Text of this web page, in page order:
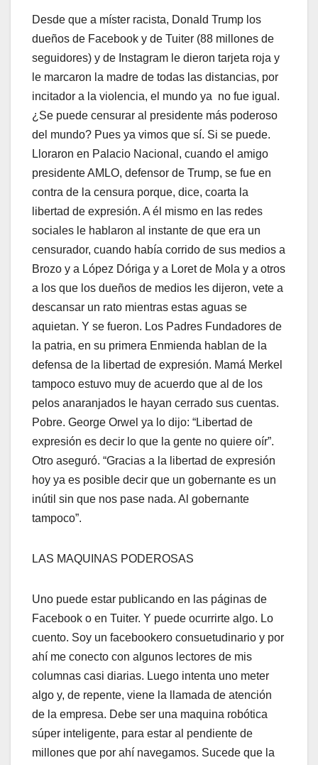
Desde que a míster racista, Donald Trump los
dueños de Facebook y de Tuiter (88 millones de
seguidores) y de Instagram le dieron tarjeta roja y
le marcaron la madre de todas las distancias, por
incitador a la violencia, el mundo ya no fue igual.
¿Se puede censurar al presidente más poderoso
del mundo? Pues ya vimos que sí. Si se puede.
Lloraron en Palacio Nacional, cuando el amigo
presidente AMLO, defensor de Trump, se fue en
contra de la censura porque, dice, coarta la
libertad de expresión. A él mismo en las redes
sociales le hablaron al instante de que era un
censurador, cuando había corrido de sus medios a
Brozo y a López Dóriga y a Loret de Mola y a otros
a los que los dueños de medios les dijeron, vete a
descansar un rato mientras estas aguas se
aquietan. Y se fueron. Los Padres Fundadores de
la patria, en su primera Enmienda hablan de la
defensa de la libertad de expresión. Mamá Merkel
tampoco estuvo muy de acuerdo que al de los
pelos anaranjados le hayan cerrado sus cuentas.
Pobre. George Orwel ya lo dijo: “Libertad de
expresión es decir lo que la gente no quiere oír”.
Otro aseguró. “Gracias a la libertad de expresión
hoy ya es posible decir que un gobernante es un
inútil sin que nos pase nada. Al gobernante
tampoco”.
LAS MAQUINAS PODEROSAS
Uno puede estar publicando en las páginas de
Facebook o en Tuiter. Y puede ocurrirte algo. Lo
cuento. Soy un facebookero consuetudinario y por
ahí me conecto con algunos lectores de mis
columnas casi diarias. Luego intenta uno meter
algo y, de repente, viene la llamada de atención
de la empresa. Debe ser una maquina robótica
súper inteligente, para estar al pendiente de
millones que por ahí navegamos. Sucede que la